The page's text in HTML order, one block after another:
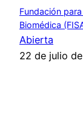
Fundación
Biomédica
Abierta
22 de julio